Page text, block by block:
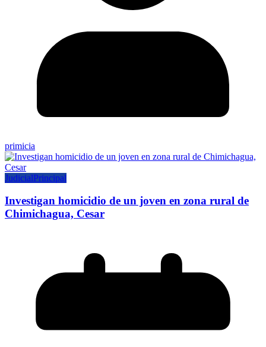
primicia
JudicialPrincipal
Investigan homicidio de un joven en zona rural de
Chimichagua, Cesar